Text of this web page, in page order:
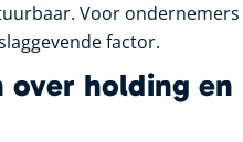
Voor
factor.
over holding en